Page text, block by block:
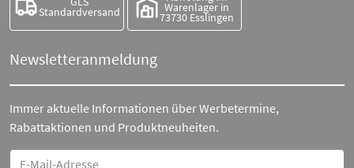
Standardversand Warenlager in
73730 Esslingen
Newsletteranmeldung
Immer aktuelle Informationen über Werbetermine,
Rabattaktionen und Produktneuheiten.